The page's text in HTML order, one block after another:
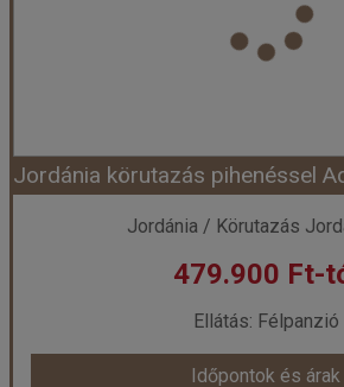
Félpanzió
Szálláskategória:
Kétágyas
Időpont: 2026-10-03 |
már 399.000
Időpontok és árak
Jordánia / Körutazás
479.900 Ft-
Ellátás: Félpanzió
Időpontok és árak